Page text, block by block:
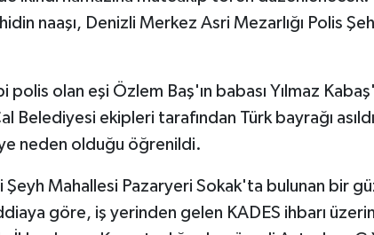
naaşı, Denizli Merkez Asri Mezarlığı Polis
olan eşi Özlem Baş'ın babası Yılmaz
Belediyesi ekipleri tarafından Türk bayrağı
neden olduğu öğrenildi.
Mahallesi Pazaryeri Sokak'ta bulunan bir
göre, iş yerinden gelen KADES ihbarı